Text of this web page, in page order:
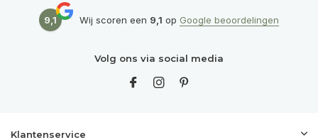
9,1 Wij scoren een 9,1 op Google beoordelingen
Volg ons via social media
Klantenservice